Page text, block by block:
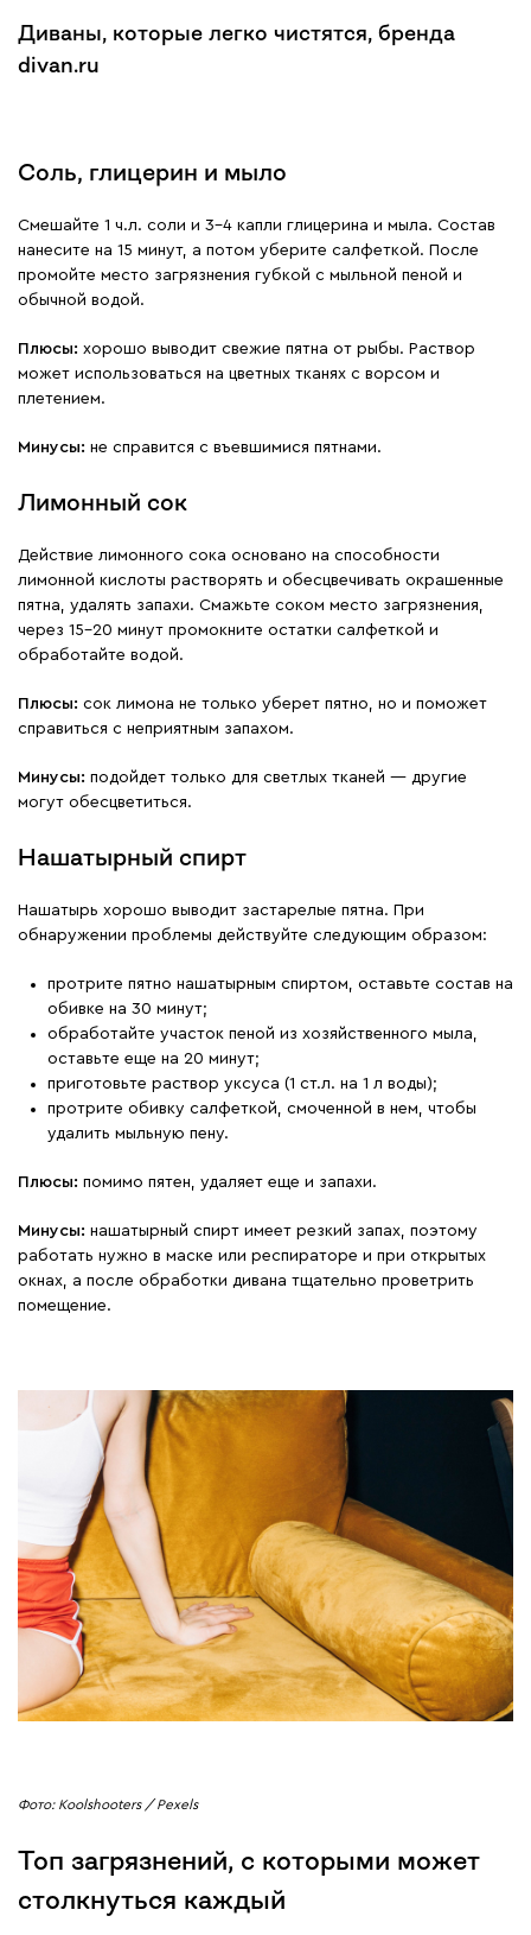
Диваны, которые легко чистятся, бренда
divan.ru
Соль, глицерин и мыло
Смешайте 1 ч.л. соли и 3–4 капли глицерина и мыла. Состав
нанесите на 15 минут, а потом уберите салфеткой. После
промойте место загрязнения губкой с мыльной пеной и
обычной водой.
Плюсы: хорошо выводит свежие пятна от рыбы. Раствор
может использоваться на цветных тканях с ворсом и
плетением.
Минусы: не справится с въевшимися пятнами.
Лимонный сок
Действие лимонного сока основано на способности
лимонной кислоты растворять и обесцвечивать окрашенные
пятна, удалять запахи. Смажьте соком место загрязнения,
через 15–20 минут промокните остатки салфеткой и
обработайте водой.
Плюсы: сок лимона не только уберет пятно, но и поможет
справиться с неприятным запахом.
Минусы: подойдет только для светлых тканей — другие
могут обесцветиться.
Нашатырный спирт
Нашатырь хорошо выводит застарелые пятна. При
обнаружении проблемы действуйте следующим образом:
протрите пятно нашатырным спиртом, оставьте состав на
обивке на 30 минут;
обработайте участок пеной из хозяйственного мыла,
оставьте еще на 20 минут;
приготовьте раствор уксуса (1 ст.л. на 1 л воды);
протрите обивку салфеткой, смоченной в нем, чтобы
удалить мыльную пену.
Плюсы: помимо пятен, удаляет еще и запахи.
Минусы: нашатырный спирт имеет резкий запах, поэтому
работать нужно в маске или респираторе и при открытых
окнах, а после обработки дивана тщательно проветрить
помещение.
Фото: Koolshooters / Pexels
Топ загрязнений, с которыми может
столкнуться каждый